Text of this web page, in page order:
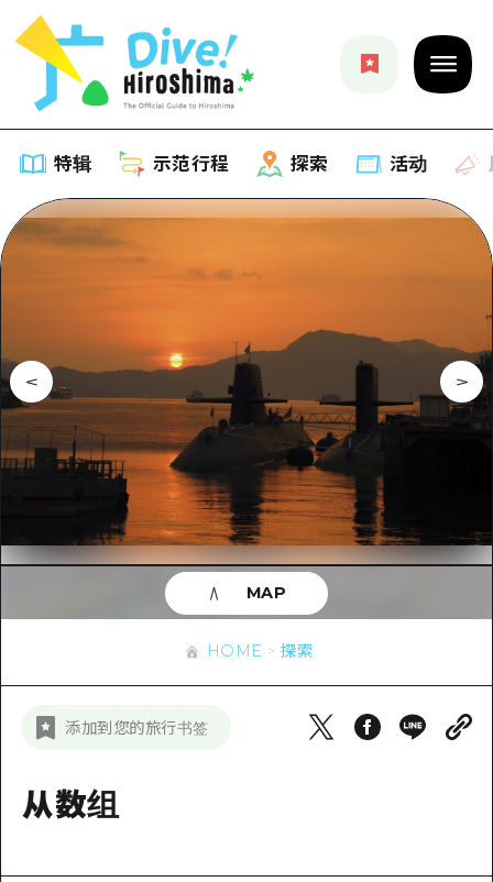
特辑 示范行程 探索 活动
特辑
推荐
艺术
活动·庙会
美食·酒水
骑自行车
购物
运动
夜晚生活
列表
Dive!Hiroshima官方向导
广岛随意旅行
广岛市内
安艺
答对了
宫岛周边
探索
列表
广岛市内
安艺
答對了
美北
东山口
活动
应时信息
有用的信息
列表
新闻
HOME 探索
添加到您的旅行书签
从数组
MAP